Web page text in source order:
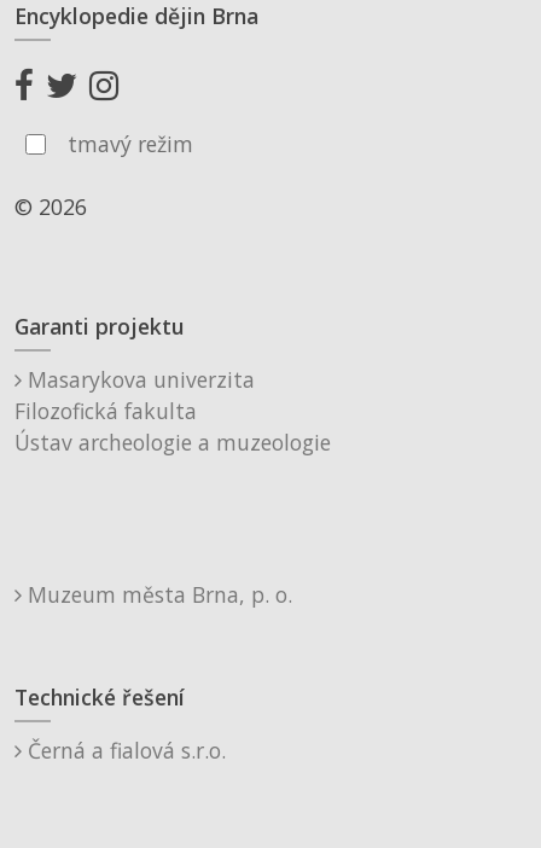
Encyklopedie dějin Brna
tmavý režim
© 2026
Garanti projektu
Masarykova univerzita
Filozofická fakulta
Ústav archeologie a muzeologie
Muzeum města Brna, p. o.
Technické řešení
Černá a fialová s.r.o.